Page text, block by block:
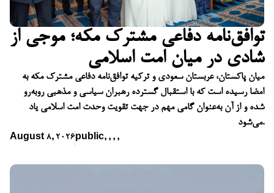
توافق‌نامه دفاعی مشترک مکه؛ موجی از
شادی در میان امت اسلامی
میان پاکستان، عربستان سعودی و ترکیه توافق‌نامه دفاعی مشترک مکه به
امضا رسیده است که با استقبال گسترده رهبران سیاسی و مذهبی روبه‌رو
شده و از آن به‌عنوان گامی مهم در جهت تقویت وحدت امت اسلامی یاد
می‌شود.
August 8, 2026 public, , , ,